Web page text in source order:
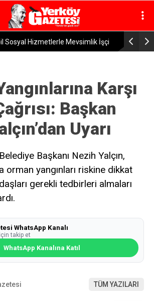
İlçe Sağlık Müdürü Dr. Candaş Tan’dan
Haftası Mesajı: “Bir Damla Anne Sütü, Bir
Sağlık”
Karşı
Başkan
Uyarı
Başkanı Nezih Yalçın,
orman yangınları riskine dikkat
gerekli tedbirleri almaları
WhatsApp Kanalı
takip et
WhatsApp Kanalına Katıl
TÜM YAZILARI